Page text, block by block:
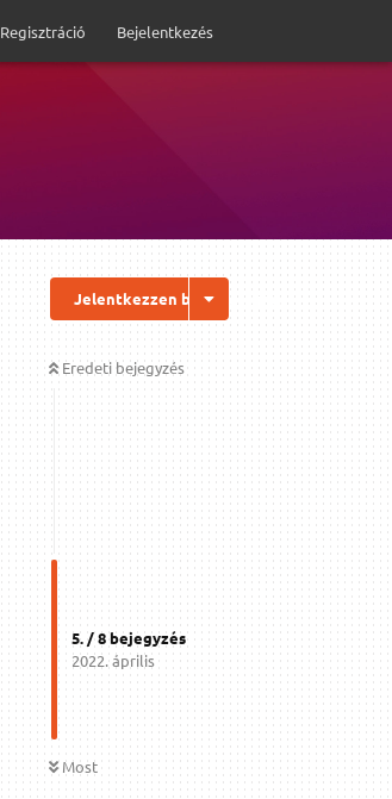
Regisztráció Bejelentkezés
Jelentkezzen be a válaszhoz
Eredeti bejegyzés
5. /8bejegyzés
2022. április
Most